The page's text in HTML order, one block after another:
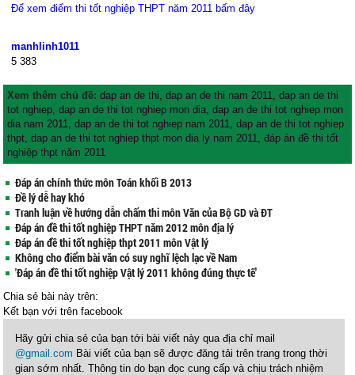
Để xem điểm thi tốt nghiệp THPT năm 2011 bấm đây
manhlinh1011
5 383
Xem thêm chủ đề:dap an de thi,dap an de thi nam 2011,dap an de thi
tot nghiep,dap an de thi tot nghiep mon dia,dap an de thi tot nghiep mon
dia nam 2011,dap an de thi tot nghiep nam 2011,dap an de thi tot nghiep
thpt,dap an de thi tot nghiep thpt mon dia ly nam 2011,đáp án đề thi tốt
nghiệp thpt năm 2011
Đáp án chính thức môn Toán khối B 2013
Đề lý dễ hay khó
Tranh luận về hướng dẫn chấm thi môn Văn của Bộ GD và ĐT
Đáp án đề thi tốt nghiệp THPT năm 2012 môn địa lý
Đáp án đề thi tốt nghiệp thpt 2011 môn Vật lý
Không cho điểm bài văn có suy nghĩ lệch lạc về Nam
'Đáp án đề thi tốt nghiệp Vật lý 2011 không đúng thực tế'
Chia sẻ bài này trên:
Kết bạn vớitrên facebook
Hãy gửi chia sẻ của bạn tới bài viết này qua địa chỉ mail
@gmail.com Bài viết của bạn sẽ được đăng tải trên trang trong thời
gian sớm nhất. Thông tin do bạn đọc cung cấp và chịu trách nhiệm